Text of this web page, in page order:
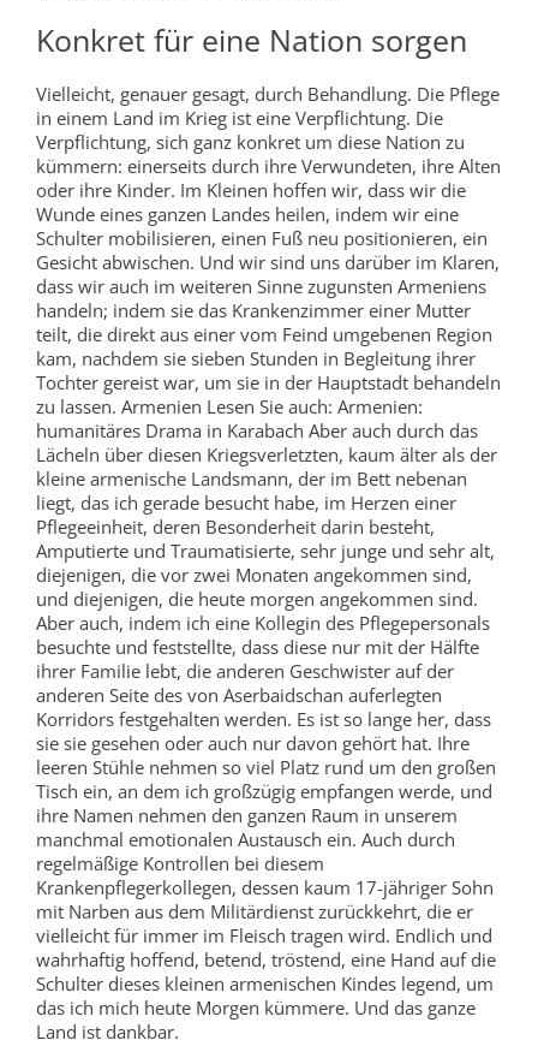
Konkret für eine Nation sorgen
Vielleicht, genauer gesagt, durch Behandlung. Die Pflege
in einem Land im Krieg ist eine Verpflichtung. Die
Verpflichtung, sich ganz konkret um diese Nation zu
kümmern: einerseits durch ihre Verwundeten, ihre Alten
oder ihre Kinder. Im Kleinen hoffen wir, dass wir die
Wunde eines ganzen Landes heilen, indem wir eine
Schulter mobilisieren, einen Fuß neu positionieren, ein
Gesicht abwischen. Und wir sind uns darüber im Klaren,
dass wir auch im weiteren Sinne zugunsten Armeniens
handeln; indem sie das Krankenzimmer einer Mutter
teilt, die direkt aus einer vom Feind umgebenen Region
kam, nachdem sie sieben Stunden in Begleitung ihrer
Tochter gereist war, um sie in der Hauptstadt behandeln
zu lassen. Armenien Lesen Sie auch: Armenien:
humanitäres Drama in Karabach Aber auch durch das
Lächeln über diesen Kriegsverletzten, kaum älter als der
kleine armenische Landsmann, der im Bett nebenan
liegt, das ich gerade besucht habe, im Herzen einer
Pflegeeinheit, deren Besonderheit darin besteht,
Amputierte und Traumatisierte, sehr junge und sehr alt,
diejenigen, die vor zwei Monaten angekommen sind,
und diejenigen, die heute morgen angekommen sind.
Aber auch, indem ich eine Kollegin des Pflegepersonals
besuchte und feststellte, dass diese nur mit der Hälfte
ihrer Familie lebt, die anderen Geschwister auf der
anderen Seite des von Aserbaidschan auferlegten
Korridors festgehalten werden. Es ist so lange her, dass
sie sie gesehen oder auch nur davon gehört hat. Ihre
leeren Stühle nehmen so viel Platz rund um den großen
Tisch ein, an dem ich großzügig empfangen werde, und
ihre Namen nehmen den ganzen Raum in unserem
manchmal emotionalen Austausch ein. Auch durch
regelmäßige Kontrollen bei diesem
Krankenpflegerkollegen, dessen kaum 17-jähriger Sohn
mit Narben aus dem Militärdienst zurückkehrt, die er
vielleicht für immer im Fleisch tragen wird. Endlich und
wahrhaftig hoffend, betend, tröstend, eine Hand auf die
Schulter dieses kleinen armenischen Kindes legend, um
das ich mich heute Morgen kümmere. Und das ganze
Land ist dankbar.